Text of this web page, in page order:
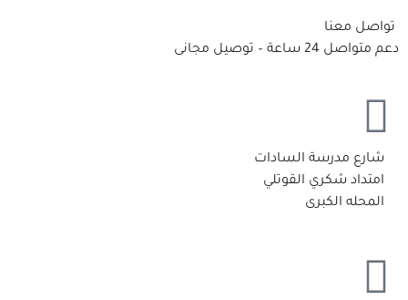
تواصل معنا
دعم متواصل 24 ساعة – توصيل مجانى
شارع مدرسة السادات
امتداد شكري القوتلي
المحله الكبرى